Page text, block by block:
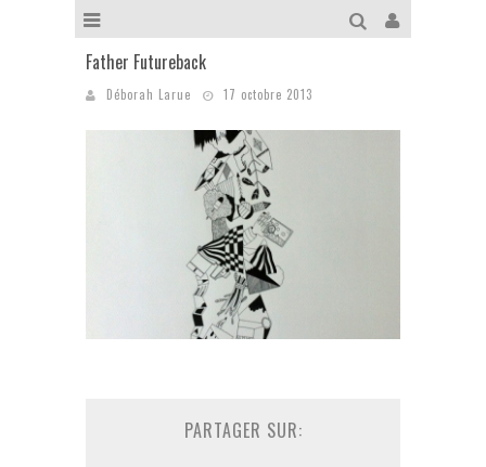
Father Futureback
Déborah Larue 17 octobre 2013
PARTAGER SUR: